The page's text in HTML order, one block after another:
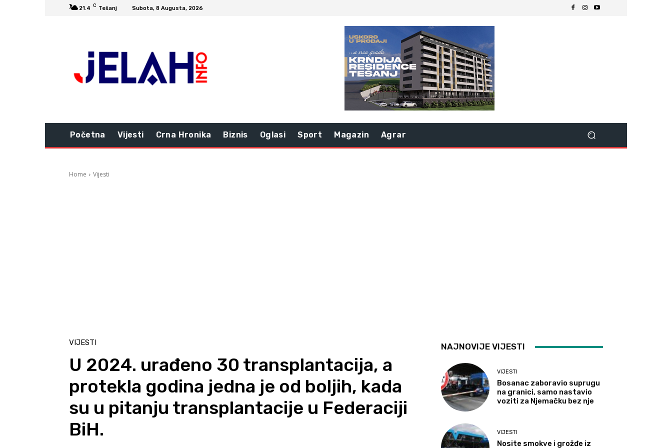
21.4 C Tešanj Subota, 8 Augusta, 2026
Početna Vijesti Crna Hronika Biznis Oglasi Sport Magazin Agrar
Home Vijesti
VIJESTI
U 2024. urađeno 30 transplantacija, a
protekla godina jedna je od boljih, kada
su u pitanju transplantacije u Federaciji
BiH.
NAJNOVIJE VIJESTI
VIJESTI
Bosanac zaboravio suprugu
na granici, samo nastavio
voziti za Njemačku bez nje
VIJESTI
Nosite smokve i grožđe iz